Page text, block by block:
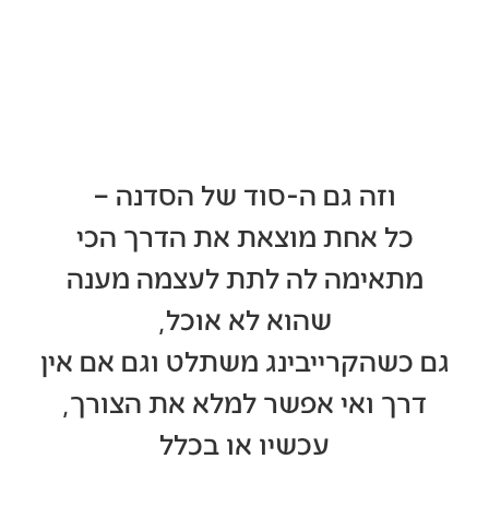
וזה גם ה-סוד של הסדנה –
כל אחת מוצאת את הדרך הכי
מתאימה לה לתת לעצמה מענה
שהוא לא אוכל,
גם כשהקרייבינג משתלט וגם אם אין
דרך ואי אפשר למלא את הצורך,
עכשיו או בכלל